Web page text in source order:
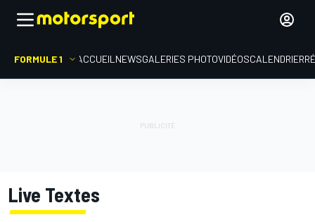
FORMULE 1 ACCUEIL NEWSGALERIES PHOTOVIDÉOSCALENDRIER
Live Textes